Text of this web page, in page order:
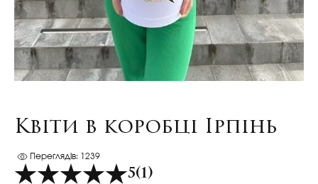
Квіти в коробці Ірпінь
Переглядів: 1239
5(1)